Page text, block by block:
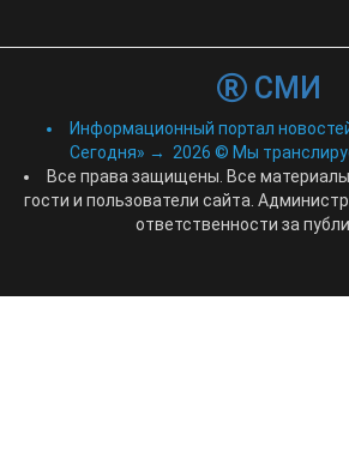
СМИ
Информационный портал
Сегодня» → 2026 © Мы
Все права защищены. Все
гости и пользователи сайта.
ответственности за